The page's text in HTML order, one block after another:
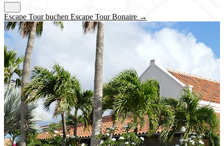
Escape Tour buchen Escape Tour Bonaire →